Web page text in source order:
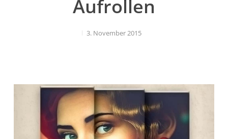
Aufrollen
3. November 2015